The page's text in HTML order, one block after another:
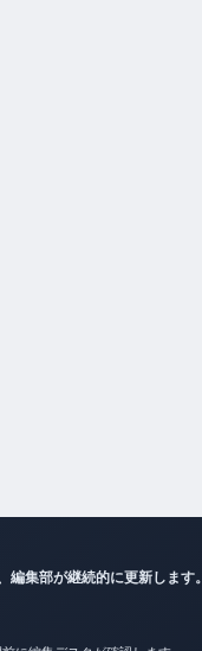
集部が継続的に更新します。
に編集デスクが確認します。